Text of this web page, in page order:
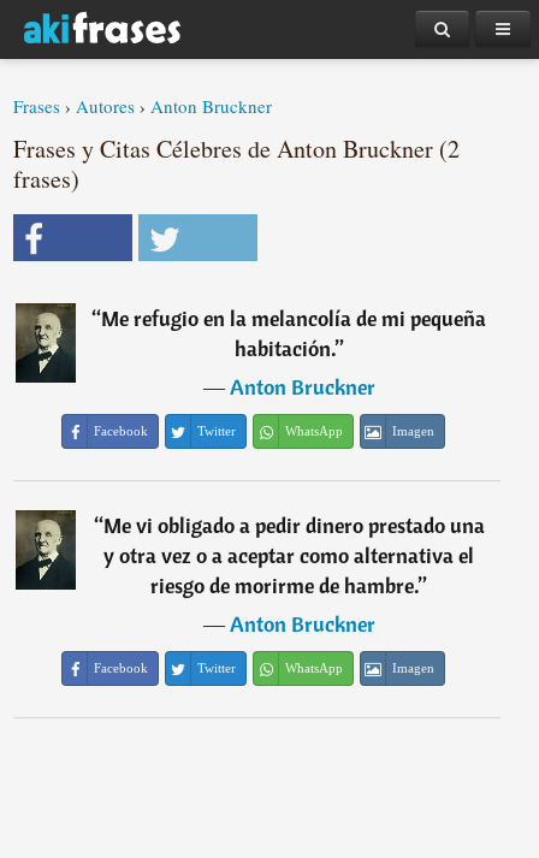
Frases ›Autores ›Anton Bruckner
Frases y Citas Célebres de Anton Bruckner (2
frases)
“Me refugio en la melancolía de mi pequeña
habitación.”
―Anton Bruckner
Facebook Twitter WhatsApp Imagen
“Me vi obligado a pedir dinero prestado una
y otra vez o a aceptar como alternativa el
riesgo de morirme de hambre.”
―Anton Bruckner
Facebook Twitter WhatsApp Imagen